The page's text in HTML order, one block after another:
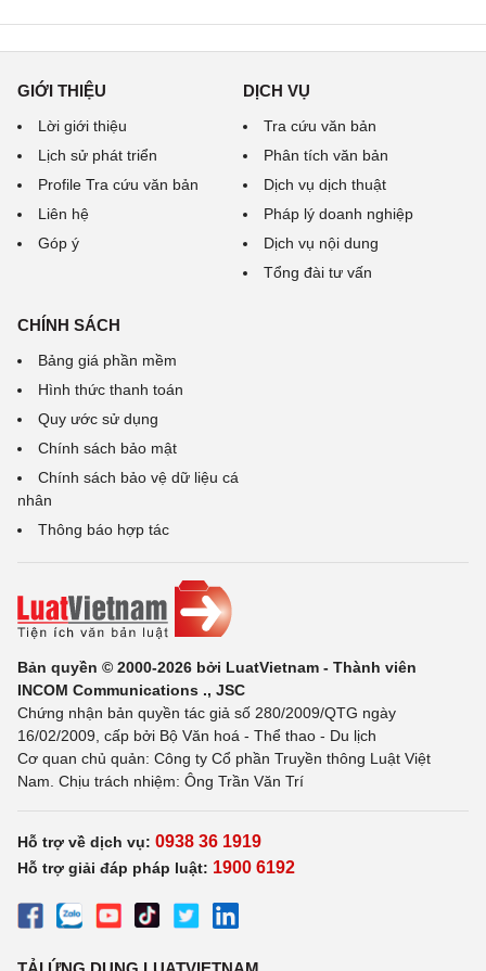
GIỚI THIỆU
Lời giới thiệu
Lịch sử phát triển
Profile Tra cứu văn bản
Liên hệ
Góp ý
DỊCH VỤ
Tra cứu văn bản
Phân tích văn bản
Dịch vụ dịch thuật
Pháp lý doanh nghiệp
Dịch vụ nội dung
Tổng đài tư vấn
CHÍNH SÁCH
Bảng giá phần mềm
Hình thức thanh toán
Quy ước sử dụng
Chính sách bảo mật
Chính sách bảo vệ dữ liệu cá
nhân
Thông báo hợp tác
Bản quyền © 2000-2026 bởi LuatVietnam - Thành viên
INCOM Communications ., JSC
Chứng nhận bản quyền tác giả số 280/2009/QTG ngày
16/02/2009, cấp bởi Bộ Văn hoá - Thể thao - Du lịch
Cơ quan chủ quản: Công ty Cổ phần Truyền thông Luật Việt
Nam. Chịu trách nhiệm: Ông Trần Văn Trí
Hỗ trợ về dịch vụ: 0938 36 1919
Hỗ trợ giải đáp pháp luật: 1900 6192